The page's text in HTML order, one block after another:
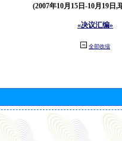
(2007年10月15日-10月19日,
«决议汇编»
全部收缩